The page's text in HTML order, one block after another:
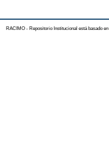
RACIMO - Repositorio Institucional está basado en